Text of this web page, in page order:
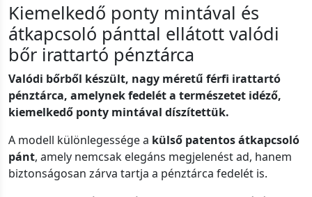
Kiemelkedő ponty mintával és
átkapcsoló pánttal ellátott valódi
bőr irattartó pénztárca
Valódi bőrből készült, nagy méretű férfi irattartó
pénztárca, amelynek fedelét a természetet idéző,
kiemelkedő ponty mintával díszítettük.
A modell különlegessége a külső patentos átkapcsoló
pánt, amely nemcsak elegáns megjelenést ad, hanem
biztonságosan zárva tartja a pénztárca fedelét is.